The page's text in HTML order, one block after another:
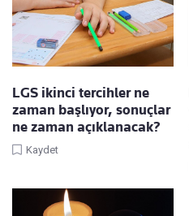
LGS ikinci tercihler ne
zaman başlıyor, sonuçlar
ne zaman açıklanacak?
Kaydet